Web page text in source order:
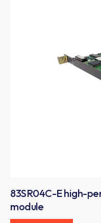
83SR04C-E high-
module